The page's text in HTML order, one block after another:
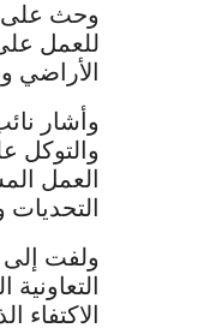
وحث على
للعمل
الأراضي
وأشار
والتوكل
العمل
ولفت إلى
الاكتفاء